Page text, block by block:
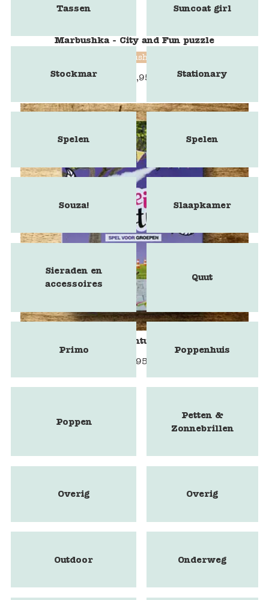
Marbushka - City and Fun puzzle
Marbushka
15,95
Spel Het kleine avontuur voor groepen
9,95
Tassen Suncoat girl
Stockmar Stationary
Spelen Spelen
Souza! Slaapkamer
Sieraden en
accessoires
Quut
Primo Poppenhuis
Poppen
Petten &
Zonnebrillen
Overig Overig
Outdoor Onderweg